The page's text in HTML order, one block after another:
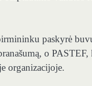
paskyrė
o
organizacijoje.